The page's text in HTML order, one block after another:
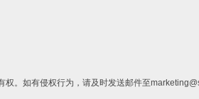
。如有侵权行为，请及时发送邮件至